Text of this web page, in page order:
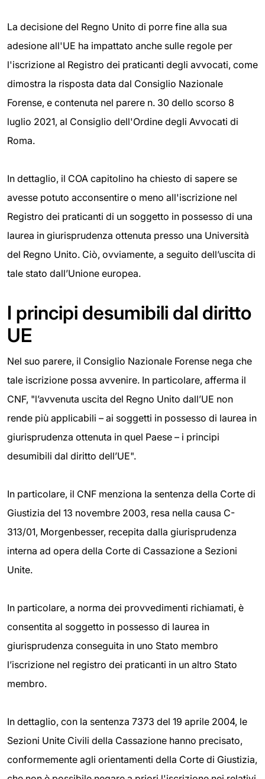
La decisione del Regno Unito di porre fine alla sua
adesione all'UE ha impattato anche sulle regole per
l'iscrizione al Registro dei praticanti degli avvocati, come
dimostra la risposta data dal Consiglio Nazionale
Forense, e contenuta nel parere n. 30 dello scorso 8
luglio 2021, al Consiglio dell'Ordine degli Avvocati di
Roma.
In dettaglio, il COA capitolino ha chiesto di sapere se
avesse potuto acconsentire o meno all'iscrizione nel
Registro dei praticanti di un soggetto in possesso di una
laurea in giurisprudenza ottenuta presso una Università
del Regno Unito. Ciò, ovviamente, a seguito dell’uscita di
tale stato dall’Unione europea.
I principi desumibili dal diritto
UE
Nel suo parere, il Consiglio Nazionale Forense nega che
tale iscrizione possa avvenire. In particolare, afferma il
CNF, "l’avvenuta uscita del Regno Unito dall’UE non
rende più applicabili – ai soggetti in possesso di laurea in
giurisprudenza ottenuta in quel Paese – i principi
desumibili dal diritto dell’UE".
In particolare, il CNF menziona la sentenza della Corte di
Giustizia del 13 novembre 2003, resa nella causa C-
313/01, Morgenbesser, recepita dalla giurisprudenza
interna ad opera della Corte di Cassazione a Sezioni
Unite.
In particolare, a norma dei provvedimenti richiamati, è
consentita al soggetto in possesso di laurea in
giurisprudenza conseguita in uno Stato membro
l’iscrizione nel registro dei praticanti in un altro Stato
membro.
In dettaglio, con la sentenza 7373 del 19 aprile 2004, le
Sezioni Unite Civili della Cassazione hanno precisato,
conformemente agli orientamenti della Corte di Giustizia,